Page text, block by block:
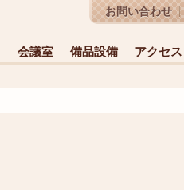
会議室 備品設備 アクセス
お問い合わせ